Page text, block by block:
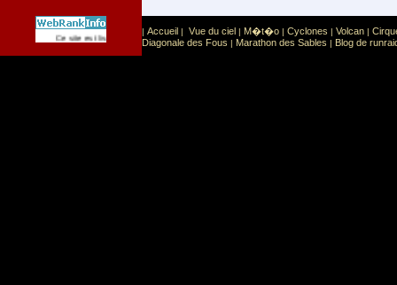
Ce site est list� dans la cat�gorie Sport: Sports extr�mes
| Accueil | Vue du ciel | M�t�o | Cyclones | Volcan |
Diagonale des Fous | Marathon des Sables | Blog de